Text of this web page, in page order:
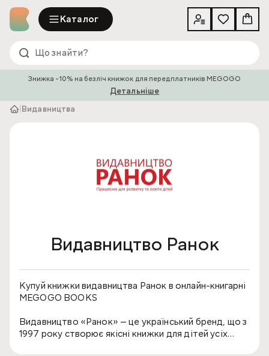
Каталог
Знижка -10% на безліч книжок для передплатників MEGOGO
Детальніше
Видавництва
Видавництво Ранок
Купуй книжки видавництва Ранок в онлайн-книгарні
MEGOGO BOOKS
Видавництво «Ранок» — це український бренд, що з
1997 року створює якісні книжки для дітей усіх